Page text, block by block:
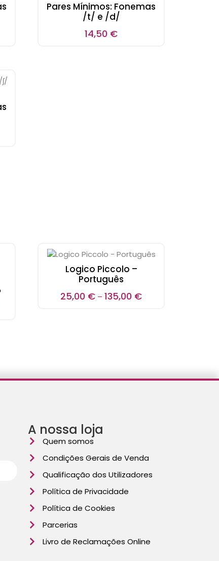
Pares Mínimos: Fonemas
/t/ e /d/
14,50 €
Logico Piccolo –
Português
25,00 € – 135,00 €
A nossa loja
Quem somos
Condições Gerais de Venda
Qualificação dos Utilizadores
Política de Privacidade
Política de Cookies
Parcerias
Livro de Reclamações Online